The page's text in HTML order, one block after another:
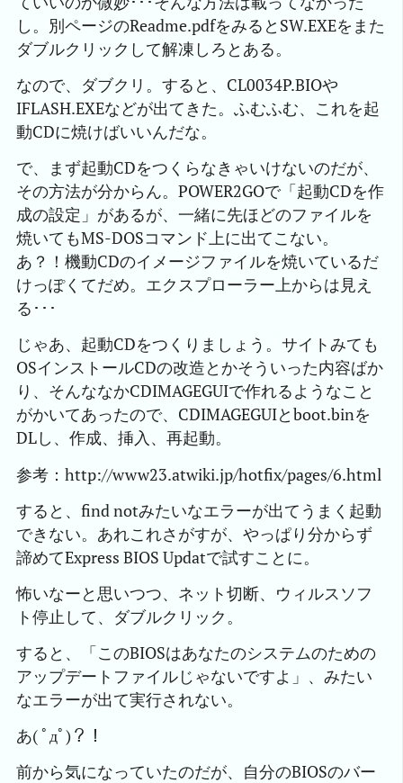
し。別ページのReadme.pdfをみるとSW.EXEをまた
ダブルクリックして解凍しろとある。
なので、ダブクリ。すると、CL0034P.BIOや
IFLASH.EXEなどが出てきた。ふむふむ、これを起
動CDに焼けばいいんだな。
で、まず起動CDをつくらなきゃいけないのだが、
その方法が分からん。POWER2GOで「起動CDを作
成の設定」があるが、一緒に先ほどのファイルを
焼いてもMS-DOSコマンド上に出てこない。
あ？！機動CDのイメージファイルを焼いているだ
けっぽくてだめ。エクスプローラー上からは見え
る･･･
じゃあ、起動CDをつくりましょう。サイトみても
OSインストールCDの改造とかそういった内容ばか
り、そんななかCDIMAGEGUIで作れるようなこと
がかいてあったので、CDIMAGEGUIとboot.binを
DLし、作成、挿入、再起動。
参考：http://www23.atwiki.jp/hotfix/pages/6.html
すると、find notみたいなエラーが出てうまく起動
できない。あれこれさがすが、やっぱり分からず
諦めてExpress BIOS Updatで試すことに。
怖いなーと思いつつ、ネット切断、ウィルスソフ
ト停止して、ダブルクリック。
すると、「このBIOSはあなたのシステムのための
アップデートファイルじゃないですよ」、みたい
なエラーが出て実行されない。
あ( ﾟдﾟ)？！
前から気になっていたのだが、自分のBIOSのバー